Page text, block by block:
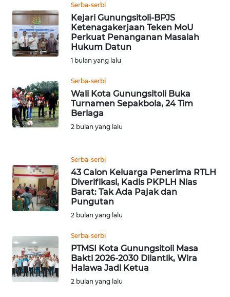
Serba-serbi
Kejari Gunungsitoli-BPJS
Ketenagakerjaan Teken MoU
Perkuat Penanganan Masalah
Hukum Datun
1 bulan yang lalu
Serba-serbi
Wali Kota Gunungsitoli Buka
Turnamen Sepakbola, 24 Tim
Berlaga
2 bulan yang lalu
Serba-serbi
43 Calon Keluarga Penerima RTLH
Diverifikasi, Kadis PKPLH Nias
Barat: Tak Ada Pajak dan
Pungutan
2 bulan yang lalu
Serba-serbi
PTMSI Kota Gunungsitoli Masa
Bakti 2026-2030 Dilantik, Wira
Halawa Jadi Ketua
2 bulan yang lalu
DAIRI
WN
DANAU
WN
NIAS
WN
WN
TAPANULI
SELATAN
LESUNG
WN
KARO